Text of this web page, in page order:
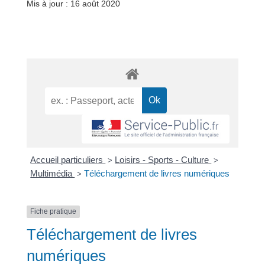
Mis à jour : 16 août 2020
Accueil particuliers > Loisirs - Sports - Culture >
Multimédia > Téléchargement de livres numériques
Fiche pratique
Téléchargement de livres
numériques